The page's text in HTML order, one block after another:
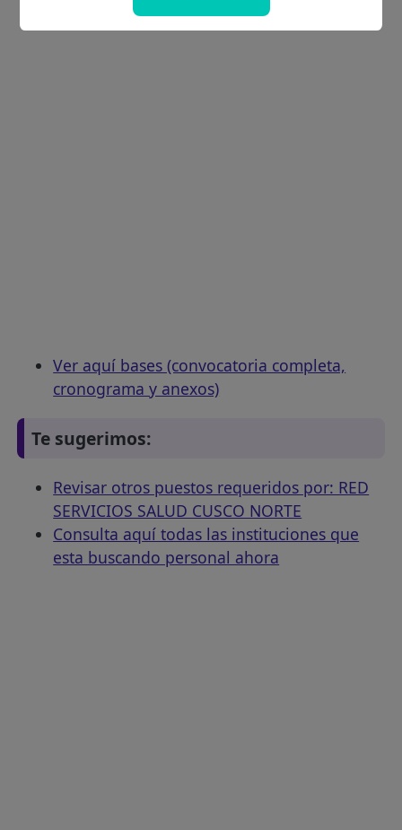
Ver aquí bases (convocatoria completa,
cronograma y anexos)
Te sugerimos:
Revisar otros puestos requeridos por: RED
SERVICIOS SALUD CUSCO NORTE
Consulta aquí todas las instituciones que
esta buscando personal ahora